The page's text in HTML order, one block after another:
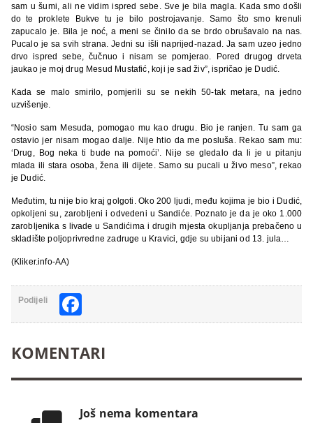
sam u šumi, ali ne vidim ispred sebe. Sve je bila magla. Kada smo došli
do te proklete Bukve tu je bilo postrojavanje. Samo što smo krenuli
zapucalo je. Bila je noć, a meni se činilo da se brdo obrušavalo na nas.
Pucalo je sa svih strana. Jedni su išli naprijed-nazad. Ja sam uzeo jedno
drvo ispred sebe, čučnuo i nisam se pomjerao. Pored drugog drveta
jaukao je moj drug Mesud Mustafić, koji je sad živ”, ispričao je Dudić.
Kada se malo smirilo, pomjerili su se nekih 50-tak metara, na jedno
uzvišenje.
“Nosio sam Mesuda, pomogao mu kao drugu. Bio je ranjen. Tu sam ga
ostavio jer nisam mogao dalje. Nije htio da me posluša. Rekao sam mu:
‘Drug, Bog neka ti bude na pomoći’. Nije se gledalo da li je u pitanju
mlada ili stara osoba, žena ili dijete. Samo su pucali u živo meso”, rekao
je Dudić.
Međutim, tu nije bio kraj golgoti. Oko 200 ljudi, među kojima je bio i Dudić,
opkoljeni su, zarobljeni i odvedeni u Sandiće. Poznato je da je oko 1.000
zarobljenika s livade u Sandićima i drugih mjesta okupljanja prebačeno u
skladište poljoprivredne zadruge u Kravici, gdje su ubijani od 13. jula…
(Kliker.info-AA)
Podijeli
KOMENTARI
Još nema komentara